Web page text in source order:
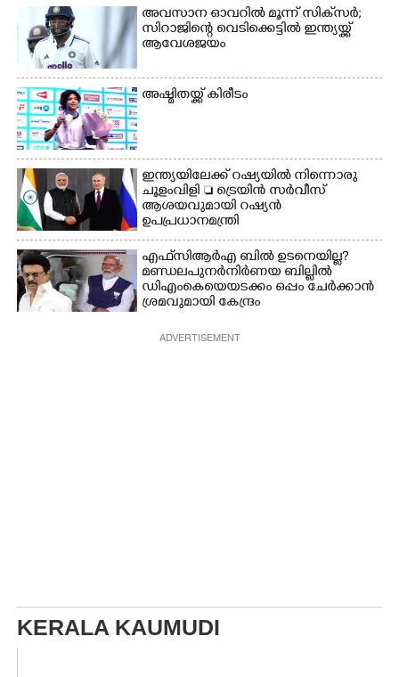
അവസാന ഓവറിൽ മൂന്ന് സിക്‌സർ;
സിറാജിന്റെ വെടിക്കെട്ടിൽ ഇന്ത്യയ്ക്ക്
ആവേശജയം
അഷ്മിതയ്ക്ക് കിരീടം
ഇന്ത്യയിലേക്ക് റഷ്യയിൽ നിന്നൊരു
ചൂളംവിളി  ട്രെയിൻ സർവീസ്
ആശയവുമായി റഷ്യൻ
ഉപപ്രധാനമന്ത്രി
എഫ്‌സിആർഎ ബിൽ ഉടനെയില്ല?
മണ്ഡലപുനർനിർണയ ബില്ലിൽ
ഡിഎംകെയെയടക്കം ഒപ്പം ചേർക്കാൻ
ശ്രമവുമായി കേന്ദ്രം
ADVERTISEMENT
KERALA KAUMUDI